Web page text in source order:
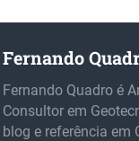
Fernando
Fernando Quadro é
Consultor em
blog e referência em